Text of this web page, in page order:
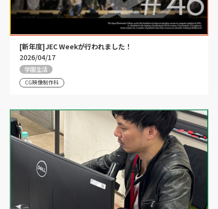
[新年度]JEC Weekが行われました！
2026/04/17
学園生活
CG映像制作科